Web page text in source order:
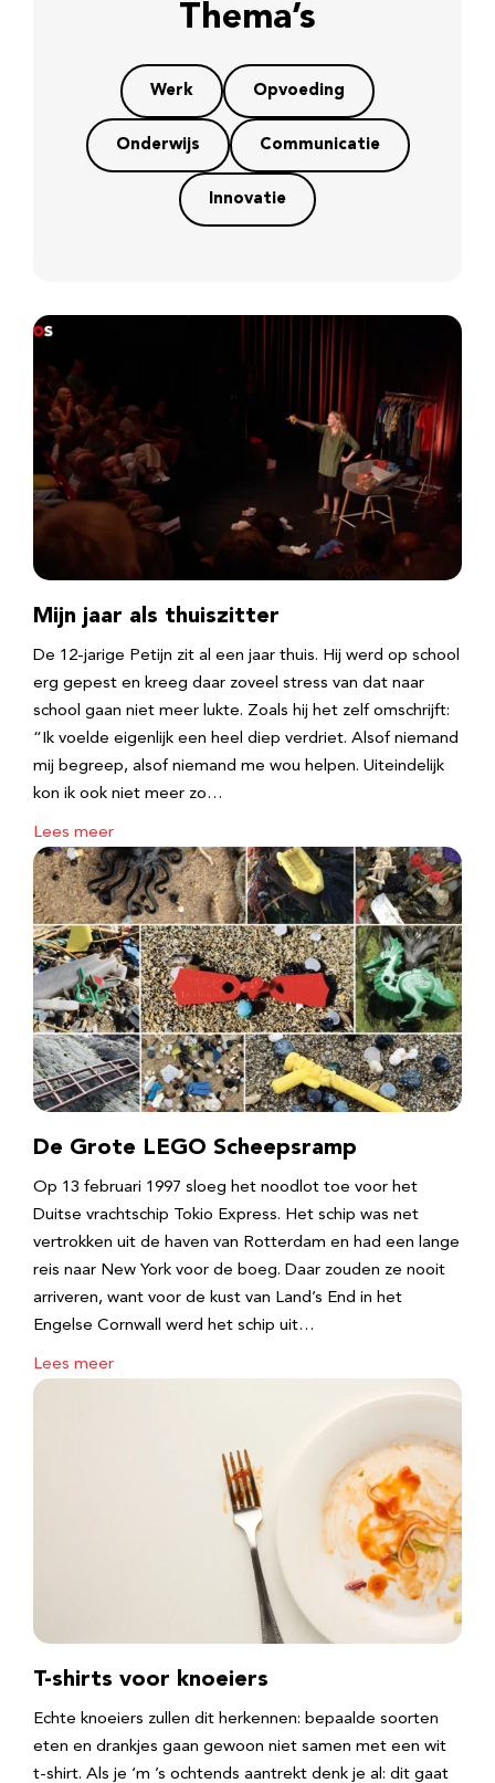
Thema’s
Werk Opvoeding
Onderwijs Communicatie
Innovatie
Mijn jaar als thuiszitter
De 12-jarige Petijn zit al een jaar thuis. Hij werd op school
erg gepest en kreeg daar zoveel stress van dat naar
school gaan niet meer lukte. Zoals hij het zelf omschrijft:
“Ik voelde eigenlijk een heel diep verdriet. Alsof niemand
mij begreep, alsof niemand me wou helpen. Uiteindelijk
kon ik ook niet meer zo…
Lees meer
De Grote LEGO Scheepsramp
Op 13 februari 1997 sloeg het noodlot toe voor het
Duitse vrachtschip Tokio Express. Het schip was net
vertrokken uit de haven van Rotterdam en had een lange
reis naar New York voor de boeg. Daar zouden ze nooit
arriveren, want voor de kust van Land’s End in het
Engelse Cornwall werd het schip uit…
Lees meer
T-shirts voor knoeiers
Echte knoeiers zullen dit herkennen: bepaalde soorten
eten en drankjes gaan gewoon niet samen met een wit
t-shirt. Als je ‘m ’s ochtends aantrekt denk je al: dit gaat